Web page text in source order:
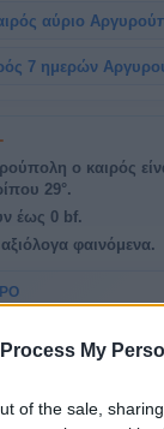
My
of the sale,
αύριο
7 ημερών
ο καιρός
29°.
έως 0 bf.
φαινόμενα.
Διήμερο
και αύριο σε